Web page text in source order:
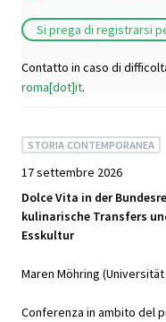
Si prega di registrarsi
Contatto in caso di
roma[dot]it.
STORIA CONTEMPORANEA
17 settembre 2026
Dolce Vita in der
kulinarische Transfers
Esskultur
Maren Möhring
Conferenza in ambito del